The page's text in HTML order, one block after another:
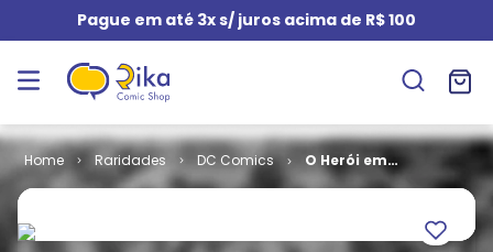
Pague em até 3x s/ juros acima de R$ 100
Raridades DC Comics
O Herói em
Formatinho -